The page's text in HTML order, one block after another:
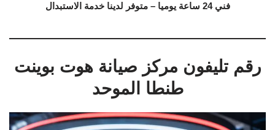
فني 24 ساعة يوميا – متوفر لدينا خدمة الاستبدال
رقم تليفون مركز صيانة هوت بوينت
طنطا الموحد